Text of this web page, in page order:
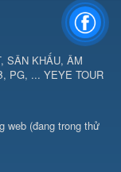
SÂN KHẤU, ÂM
PG, ... YEYE TOUR
web (đang trong thử